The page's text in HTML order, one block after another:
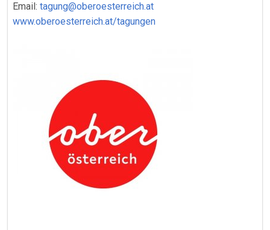
Email: tagung@oberoesterreich.at
www.oberoesterreich.at/tagungen